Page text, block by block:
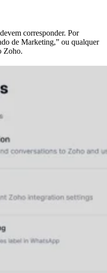
corresponder. Por
de Marketing,” ou qualquer
Zoho.